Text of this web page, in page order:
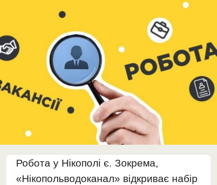
Робота у Нікополі є. Зокрема,
«Нікопольводоканал» відкриває набір